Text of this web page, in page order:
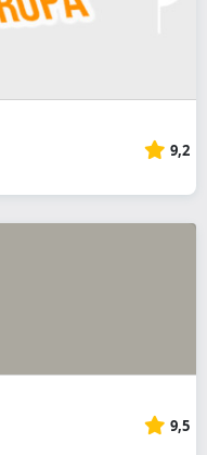
9,2
9,5